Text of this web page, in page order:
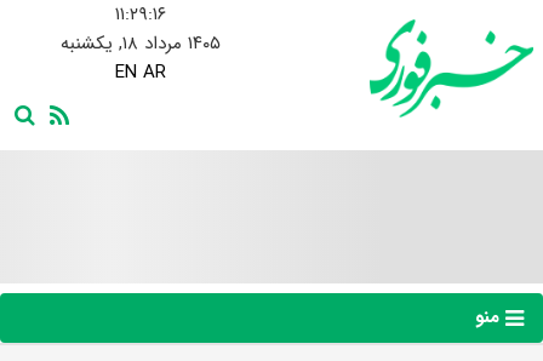
۱۱:۲۹:۱۷
۱۴۰۵ مرداد ۱۸, یکشنبه
EN AR
منو